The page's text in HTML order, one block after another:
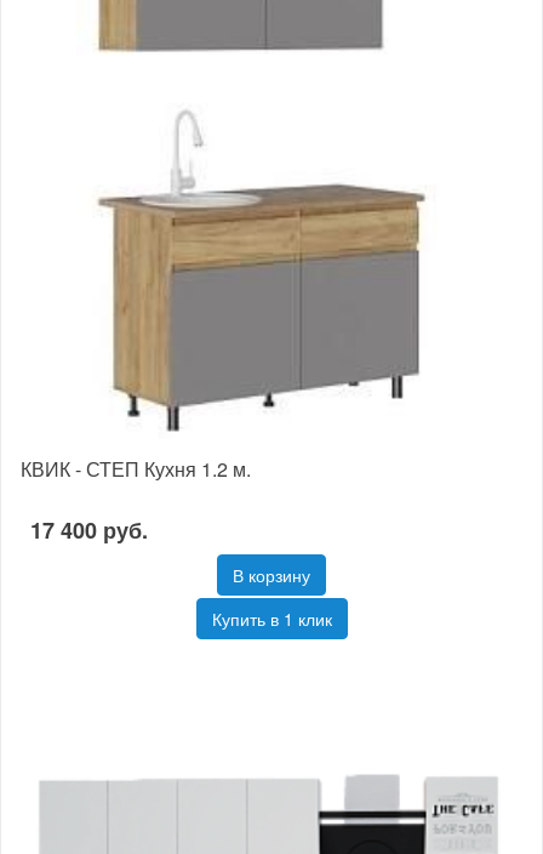
КВИК - СТЕП Кухня 1.2 м.
17 400 руб.
В корзину
Купить в 1 клик